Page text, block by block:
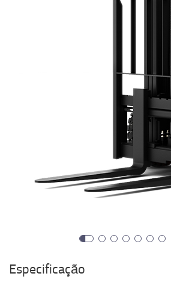
Especificação